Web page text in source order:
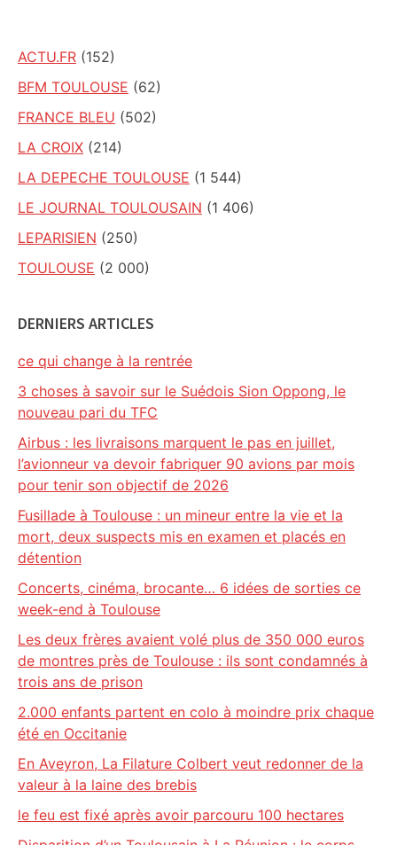
ACTU.FR (152)
BFM TOULOUSE (62)
FRANCE BLEU (502)
LA CROIX (214)
LA DEPECHE TOULOUSE (1 544)
LE JOURNAL TOULOUSAIN (1 406)
LEPARISIEN (250)
TOULOUSE (2 000)
DERNIERS ARTICLES
ce qui change à la rentrée
3 choses à savoir sur le Suédois Sion Oppong, le
nouveau pari du TFC
Airbus : les livraisons marquent le pas en juillet,
l’avionneur va devoir fabriquer 90 avions par mois
pour tenir son objectif de 2026
Fusillade à Toulouse : un mineur entre la vie et la
mort, deux suspects mis en examen et placés en
détention
Concerts, cinéma, brocante… 6 idées de sorties ce
week-end à Toulouse
Les deux frères avaient volé plus de 350 000 euros
de montres près de Toulouse : ils sont condamnés à
trois ans de prison
2.000 enfants partent en colo à moindre prix chaque
été en Occitanie
En Aveyron, La Filature Colbert veut redonner de la
valeur à la laine des brebis
le feu est fixé après avoir parcouru 100 hectares